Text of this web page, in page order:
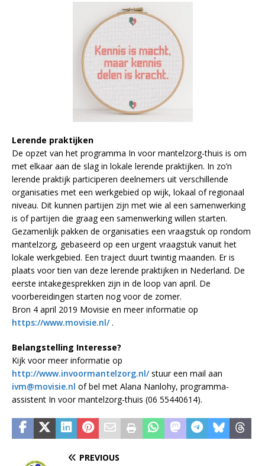
Lerende praktijken
De opzet van het programma In voor mantelzorg-thuis is om
met elkaar aan de slag in lokale lerende praktijken. In zo’n
lerende praktijk participeren deelnemers uit verschillende
organisaties met een werkgebied op wijk, lokaal of regionaal
niveau. Dit kunnen partijen zijn met wie al een samenwerking
is of partijen die graag een samenwerking willen starten.
Gezamenlijk pakken de organisaties een vraagstuk op rondom
mantelzorg, gebaseerd op een urgent vraagstuk vanuit het
lokale werkgebied. Een traject duurt twintig maanden. Er is
plaats voor tien van deze lerende praktijken in Nederland. De
eerste intakegesprekken zijn in de loop van april. De
voorbereidingen starten nog voor de zomer.
Bron 4 april 2019 Movisie en meer informatie op
https://www.movisie.nl/.
Belangstelling Interesse?
Kijk voor meer informatie op
http://www.invoormantelzorg.nl/stuur een mail aan
ivm@movisie.nl of bel met Alana Nanlohy, programma-
assistent In voor mantelzorg-thuis (06 55440614).
PREVIOUS